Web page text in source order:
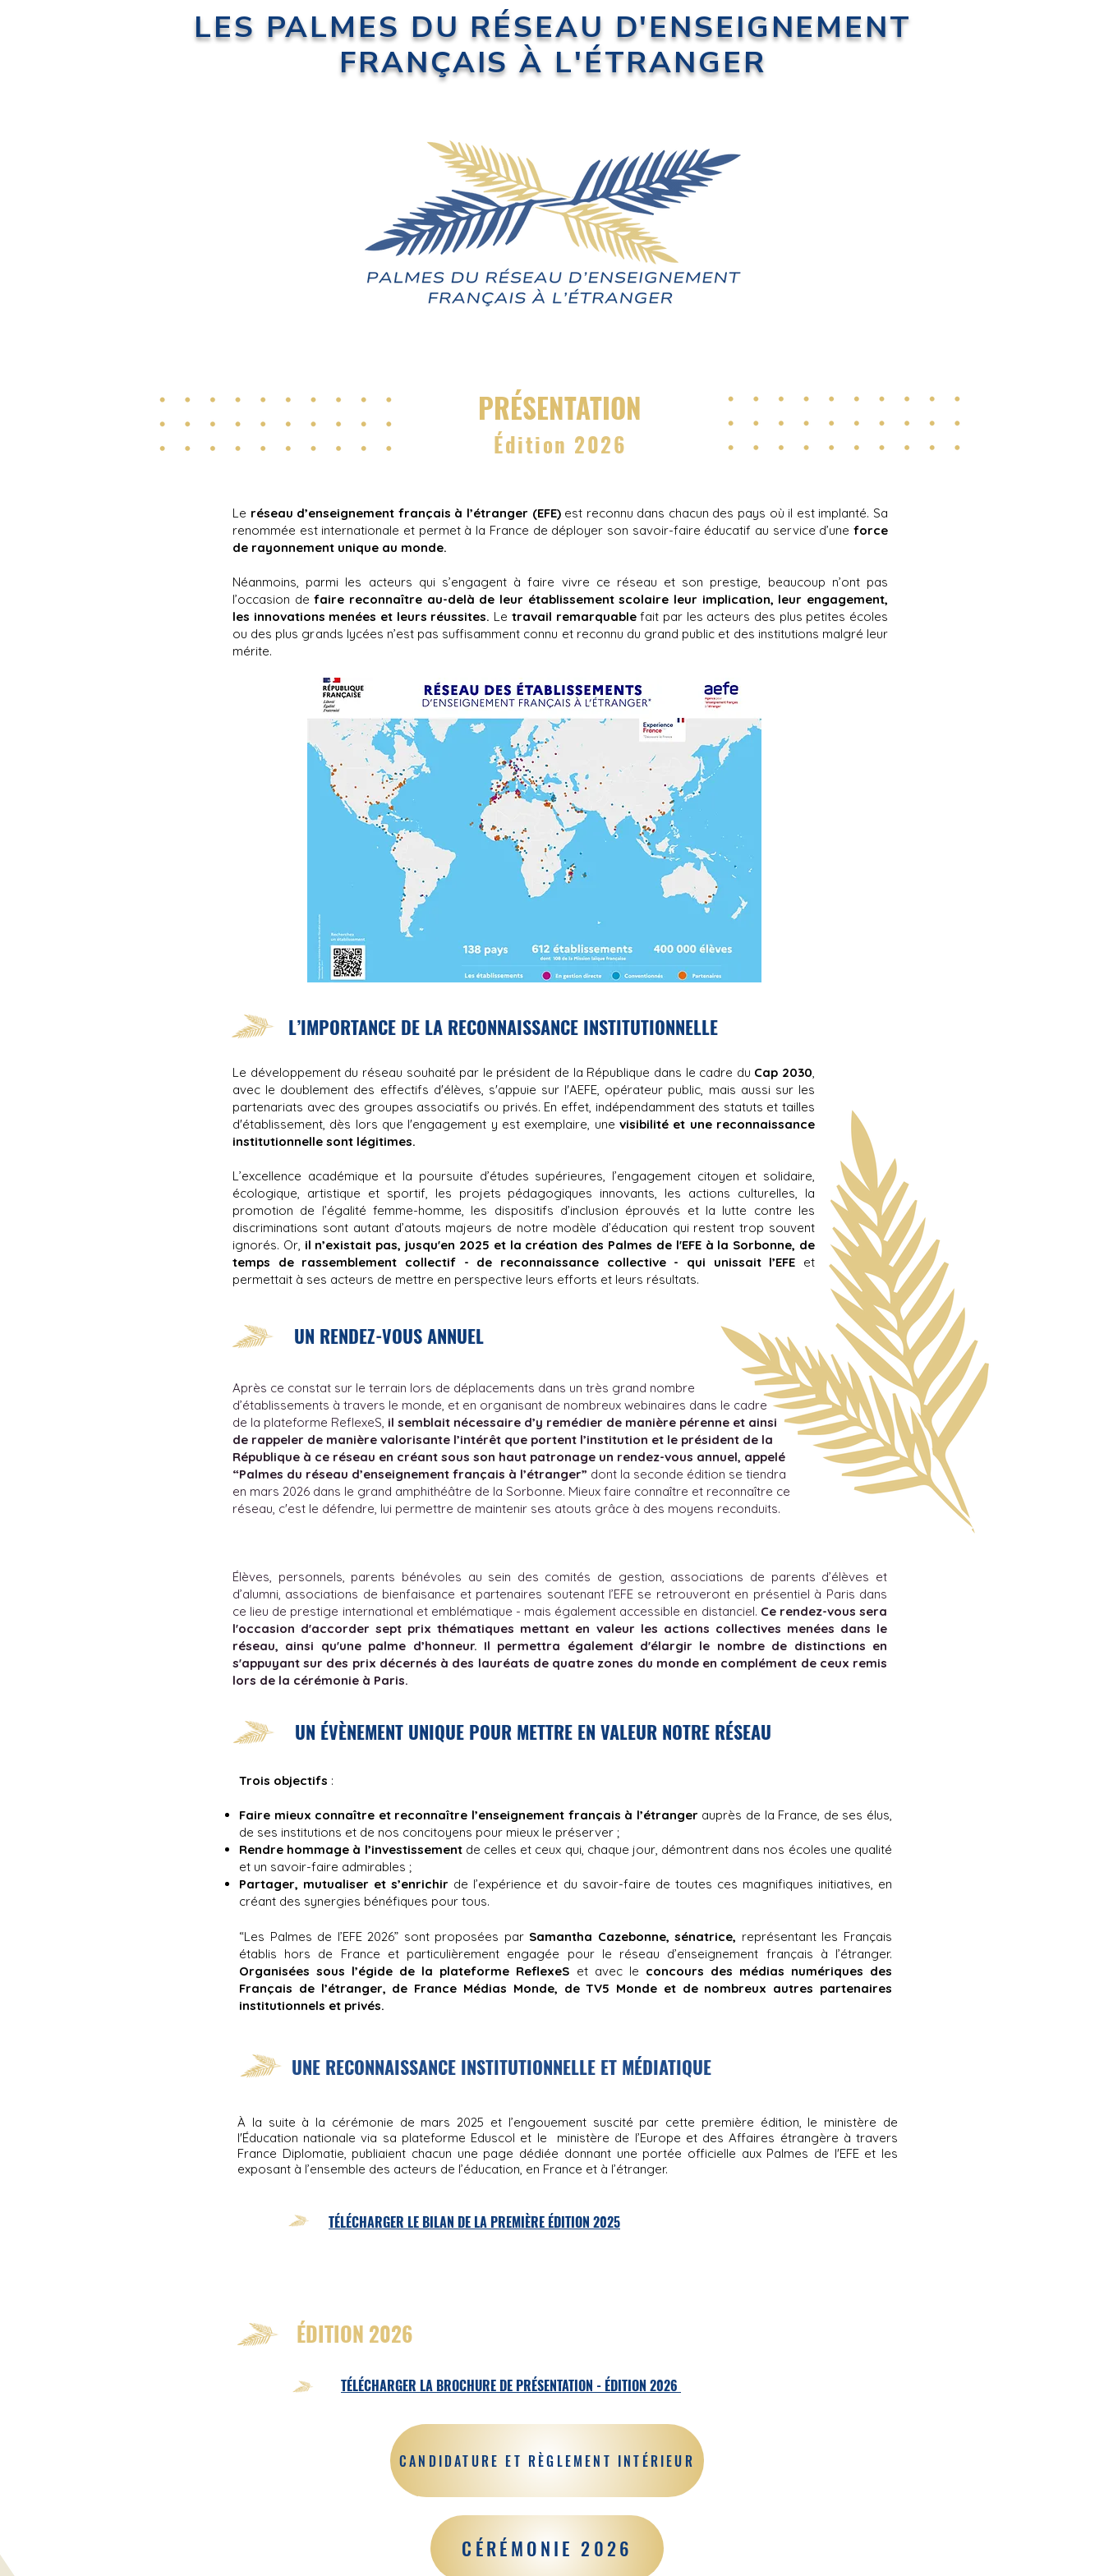
LES PALMES DU RÉSEAU D'ENSEIGNEMENT
FRANÇAIS À L'ÉTRANGER
PRÉSENTATION
Édition 2026
Le réseau d’enseignement français à l’étranger (EFE)est reconnu dans chacun des pays où il est implanté. Sa
renommée est internationale et permet à la France de déployer son savoir-faire éducatif au service d’une force
de rayonnement unique au monde.
Néanmoins, parmi les acteurs qui s’engagent à faire vivre ce réseau et son prestige, beaucoup n’ont pas
l’occasion defaire reconnaître au-delà de leur établissement scolaire leur implication, leur engagement,
les innovations menées et leurs réussites. Le travail remarquablefait par les acteurs des plus petites écoles
ou des plus grands lycées n’est pas suffisamment connu et reconnu du grand public et des institutions malgré leur
mérite.
L’IMPORTANCE DE LA RECONNAISSANCE INSTITUTIONNELLE
Le développement du réseau souhaité par le président de la République dans le cadre du Cap 2030,
avec le doublement des effectifs d'élèves, s'appuie sur l'AEFE, opérateur public, mais aussi sur les
partenariats avec des groupes associatifs ou privés. En effet, indépendamment des statuts et tailles
d'établissement, dès lors que l'engagement y est exemplaire, une visibilité et une reconnaissance
institutionnelle sont légitimes.
L’excellence académique et la poursuite d’études supérieures, l’engagement citoyen et solidaire,
écologique, artistique et sportif, les projets pédagogiques innovants, les actions culturelles, la
promotion de l’égalité femme-homme, les dispositifs d’inclusion éprouvés et la lutte contre les
discriminations sont autant d’atouts majeurs de notre modèle d’éducation qui restent trop souvent
ignorés. Or, il n’existait pas, jusqu'en 2025 et la création des Palmes de l'EFE à la Sorbonne, de
temps de rassemblement collectif - de reconnaissance collective - qui unissait l’EFE et
permettait à ses acteurs de mettre en perspective leurs efforts et leurs résultats.
UN RENDEZ-VOUS ANNUEL
Après ce constat sur le terrain lors de déplacements dans un très grand nombre
d’établissements à travers le monde, et en organisant de nombreux webinaires dans le cadre
de la plateforme ReflexeS, il semblait nécessaire d’y remédier de manière pérenne et ainsi
de rappeler de manière valorisante l’intérêt que portent l’institution et le président de la
République à ce réseau en créant sous son haut patronage un rendez-vous annuel, appelé
“Palmes du réseau d’enseignement français à l’étranger” dont la seconde édition se tiendra
en mars 2026 dans le grand amphithéâtre de la Sorbonne. Mieux faire connaître et reconnaître ce
réseau, c'est le défendre, lui permettre de maintenir ses atouts grâce à des moyens reconduits.
Élèves, personnels, parents bénévoles au sein des comités de gestion, associations de parents d’élèves et
d’alumni, associations de bienfaisance et partenaires soutenant l’EFE se retrouveront en présentiel à Paris dans
ce lieu de prestige international et emblématique - mais également accessible en distanciel. Ce rendez-vous sera
l'occasion d'accorder sept prix thématiques mettant en valeur les actions collectives menées dans le
réseau, ainsi qu'une palme d’honneur. Il permettra également d'élargir le nombre de distinctions en
s'appuyant sur des prix décernés à des lauréats de quatre zones du monde en complément de ceux remis
lors de la cérémonie à Paris.
UN ÉVÈNEMENT UNIQUE POUR METTRE EN VALEUR NOTRE RÉSEAU
Trois objectifs :
Faire mieux connaître et reconnaître l’enseignement français à l’étrangerauprès de la France, de ses élus,
de ses institutions et de nos concitoyens pour mieux le préserver ;
Rendre hommage à l’investissementde celles et ceux qui, chaque jour, démontrent dans nos écoles une qualité
et un savoir-faire admirables ;
Partager, mutualiser et s’enrichir de l’expérience et du savoir-faire de toutes ces magnifiques initiatives, en
créant des synergies bénéfiques pour tous.
“Les Palmes de l’EFE 2026” sont proposées parSamantha Cazebonne, sénatrice, représentant les Français
établis hors de France et particulièrement engagée pour le réseau d’enseignement français à l’étranger.
Organisées sous l’égide de la plateforme ReflexeS et avec le concours des médias numériques des
Français de l’étranger, de France Médias Monde, de TV5 Monde et de nombreux autres partenaires
institutionnels et privés.
À la suite à la cérémonie de mars 2025 et l’engouement suscité par cette première édition, le ministère de
l'Éducation nationale via sa plateforme Eduscol et le ministère de l’Europe et des Affaires étrangère à travers
France Diplomatie, publiaient chacun une page dédiée donnant une portée officielle aux Palmes de l'EFE et les
exposant à l’ensemble des acteurs de l’éducation, en France et à l’étranger.
ÉDITION 2026
TÉLÉCHARGER LA BROCHURE DE PRÉSENTATION - ÉDITION 2026
CANDIDATURE ET RÈGLEMENT INTÉRIEUR
TÉLÉCHARGER LE BILAN DE LA PREMIÈRE ÉDITION 2025
UNE RECONNAISSANCE INSTITUTIONNELLE ET MÉDIATIQUE
CÉRÉMONIE 2026